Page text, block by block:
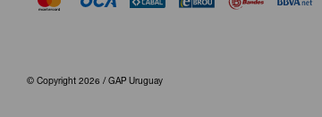
© Copyright 2026 / GAP Uruguay